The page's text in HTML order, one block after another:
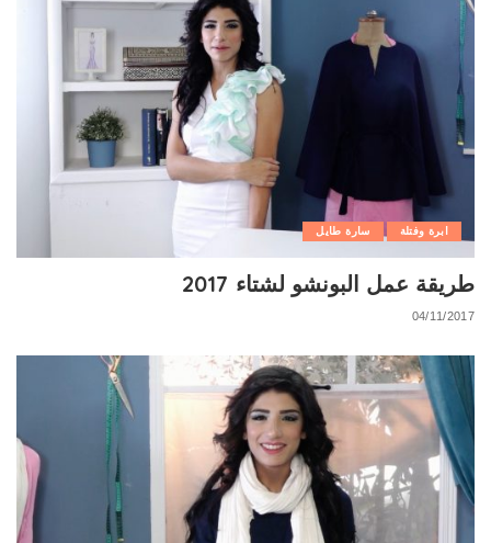
ابرة وفتلة سارة طايل
طريقة عمل البونشو لشتاء 2017
04/11/2017